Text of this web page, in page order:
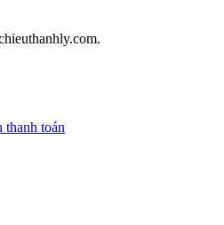
thanh toán